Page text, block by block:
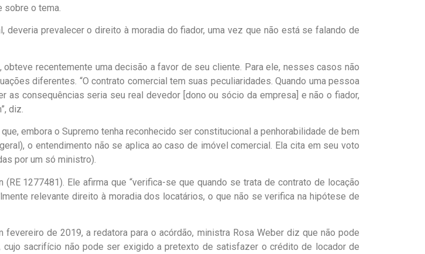
sobre o tema.
prevalecer o direito à moradia do fiador, uma vez que não está se falando de
recentemente uma decisão a favor de seu cliente. Para ele, nesses casos não
diferentes. “O contrato comercial tem suas peculiaridades. Quando uma pessoa
as consequências seria seu real devedor [dono ou sócio da empresa] e não o fiador,
diz.
embora o Supremo tenha reconhecido ser constitucional a penhorabilidade de bem
o entendimento não se aplica ao caso de imóvel comercial. Ela cita em seu voto
por um só ministro).
1277481). Ele afirma que “verifica-se que quando se trata de contrato de locação
relevante direito à moradia dos locatários, o que não se verifica na hipótese de
de 2019, a redatora para o acórdão, ministra Rosa Weber diz que não pode
cujo sacrifício não pode ser exigido a pretexto de satisfazer o crédito de locador de